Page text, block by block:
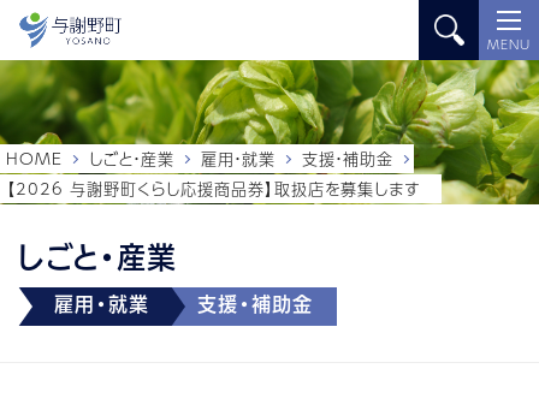
MENU
しごと・産業
雇用・就業 支援・補助金
HOME しごと・産業 雇用・就業
支援・補助金
【2026 与謝野町くらし応援商品券】取扱店を募集します